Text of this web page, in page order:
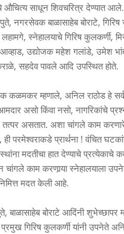
साधून शिवचरित्र देण्यात आले.
नगरसेवक बाळासाहेब बोराटे, गिरिष
स्नेहालयाचे गिरिष कुलकर्णी,
उद्योजक महेश गलांडे, उमेश
सहदेव पावले आदि उपस्थित होते.
कळमकर म्हणाले, अनिल राठोड हे
असो किंवा नसो, नागरिकांचे
तत्पर असतात. अशा चांगले काम
ही परमेश्‍वराकडे प्रार्थना ! वंचित
मदतीचा हात देण्याचे प्रत्येकाचे
चांगले काम करणार्‍या स्नेहालयाला
मदत केली आहे.
बाळासाहेब बोराटे आदिंनी शुभेच्छापर
गिरिष कुलकर्णी यांनी उपनेते